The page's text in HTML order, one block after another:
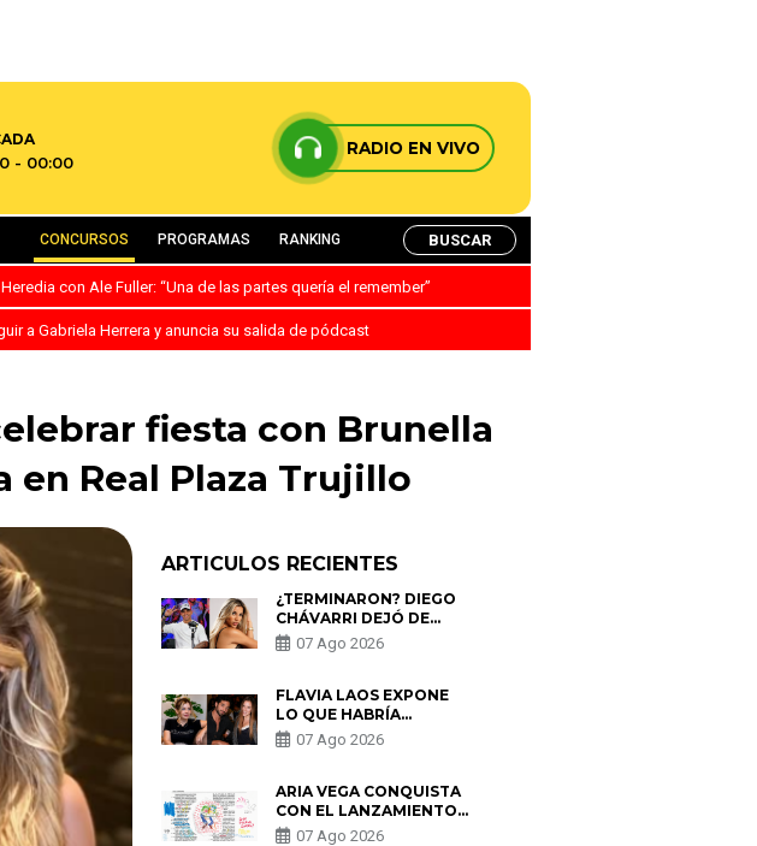
- 00:00
RADIO EN VIVO
CONCURSOS PROGRAMAS RANKING BUSCAR
con Ale Fuller: “Una de las partes quería el remember”
a Gabriela Herrera y anuncia su salida de pódcast
fiesta con Brunella
Real Plaza Trujillo
ARTICULOS RECIENTES
¿TERMINARON? DIEGO
CHÁVARRI DEJÓ DE
SEGUIR A GABRIELA
HERRERA Y ANUNCIA SU
07 Ago 2026
FLAVIA LAOS EXPONE
LO QUE HABRÍA
BUSCADO PABLO
HEREDIA CON ALE
PARTES QUERÍA EL
REMEMBER”
07 Ago 2026
ARIA VEGA CONQUISTA
CON EL LANZAMIENTO
DE “TOTOTO (+4)”
07 Ago 2026